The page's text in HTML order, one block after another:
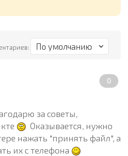
0
за советы,
Оказывается, нужно
нажать "принять файл", а
их с телефона